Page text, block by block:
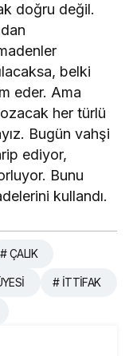
doğru değil.
belki
eder. Ama
her türlü
Bugün vahşi
ediyor,
Bunu
kullandı.
# ÇALIK
# İTTİFAK